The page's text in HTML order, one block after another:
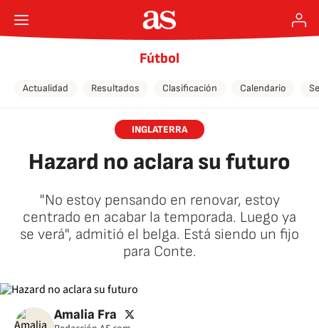
Fútbol
Actualidad Resultados Clasificación Calendario
INGLATERRA
Hazard no aclara su futuro
"No estoy pensando en renovar, estoy
centrado en acabar la temporada. Luego ya
se verá", admitió el belga. Está siendo un fijo
para Conte.
Amalia Fra twitter